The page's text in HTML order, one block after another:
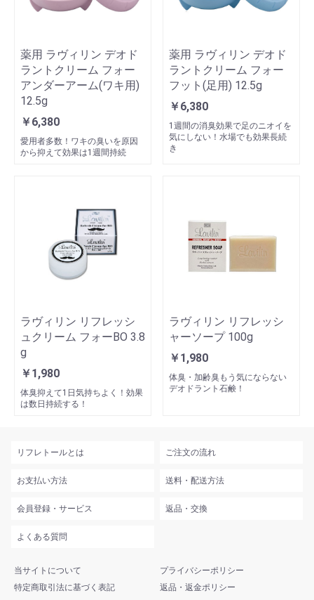
薬用 ラヴィリン デオド
ラントクリーム フォー
アンダーアーム(ワキ用)
12.5g
￥6,380
愛用者多数！ワキの臭いを原因
から抑えて効果は1週間持続
薬用 ラヴィリン デオド
ラントクリーム フォー
フット(足用) 12.5g
￥6,380
1週間の消臭効果で足のニオイを
気にしない！水場でも効果長続
き
ラヴィリン リフレッシ
ュクリーム フォーBO 3.8
g
￥1,980
体臭抑えて1日気持ちよく！効果
は数日持続する！
ラヴィリン リフレッシ
ャーソープ 100g
￥1,980
体臭・加齢臭もう気にならない
デオドラント石鹸！
リフレトールとは ご注文の流れ
お支払い方法 送料・配送方法
会員登録・サービス 返品・交換
よくある質問
当サイトについて
プライバシーポリシー
特定商取引法に基づく表記
返品・返金ポリシー